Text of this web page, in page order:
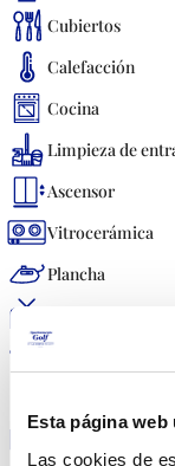
Esta página web
Las cookies de
Cubiertos
Calefacción
Cocina
Limpieza de
Ascensor
Vitrocerámica
Plancha
Caja fuerte